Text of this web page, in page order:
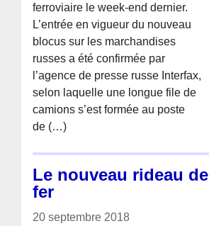
ferroviaire le week-end dernier.
L’entrée en vigueur du nouveau
blocus sur les marchandises
russes a été confirmée par
l’agence de presse russe Interfax,
selon laquelle une longue file de
camions s’est formée au poste
de (…)
Le nouveau rideau de
fer
20 septembre 2018